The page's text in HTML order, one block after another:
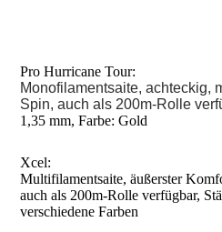
Pro Hurricane Tour:
Monofilamentsaite, achteckig,
Spin, auch als 200m-Rolle
1,35 mm, Farbe: Gold
Xcel:
Multifilamentsaite, äußerster
auch als 200m-Rolle verfügbar,
verschiedene Farben